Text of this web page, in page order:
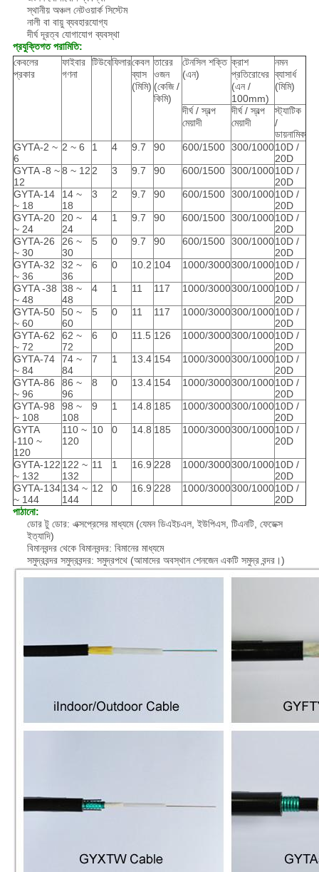
স্থানীয় অঞ্চল নেটওয়ার্ক সিস্টেম
নালী বা বায়ু ব্যবহারযোগ্য
দীর্ঘ দূরত্ব যোগাযোগ ব্যবস্থা
প্রযুক্তিগত পরামিতি:
কেবলের
প্রকার
ফাইবার
গণনা
টিউবেফিলারকেবল
ব্যাস
(মিমি)
তারের
ওজন
(কেজি /
কিমি)
টেনসিল শক্তি
(এন)
ক্রাশ
প্রতিরোধের
(এন /
100mm)
নমন
ব্যাসার্ধ
(মিমি)
দীর্ঘ / স্বল্প
মেয়াদী
দীর্ঘ / স্বল্প
মেয়াদী
স্ট্যাটিক
/
ডায়নামিক
GYTA-2 ~
6
2 ~ 6 1 4 9.7 90 600/1500 300/100010D /
20D
GYTA -8 ~
12
8 ~ 122 3 9.7 90 600/1500 300/100010D /
20D
GYTA-14
~ 18
14 ~
18
3 2 9.7 90 600/1500 300/100010D /
20D
GYTA-20
~ 24
20 ~
24
4 1 9.7 90 600/1500 300/100010D /
20D
GYTA-26
~ 30
26 ~
30
5 0 9.7 90 600/1500 300/100010D /
20D
GYTA-32
~ 36
32 ~
36
6 0 10.2 104 1000/3000300/100010D /
20D
GYTA -38
~ 48
38 ~
48
4 1 11 117 1000/3000300/100010D /
20D
GYTA-50
~ 60
50 ~
60
5 0 11 117 1000/3000300/100010D /
20D
GYTA-62
~ 72
62 ~
72
6 0 11.5 126 1000/3000300/100010D /
20D
GYTA-74
~ 84
74 ~
84
7 1 13.4 154 1000/3000300/100010D /
20D
GYTA-86
~ 96
86 ~
96
8 0 13.4 154 1000/3000300/100010D /
20D
GYTA-98
~ 108
98 ~
108
9 1 14.8 185 1000/3000300/100010D /
20D
GYTA
-110 ~
120
110 ~
120
10 0 14.8 185 1000/3000300/100010D /
20D
GYTA-122
~ 132
122 ~
132
11 1 16.9 228 1000/3000300/100010D /
20D
GYTA-134
~ 144
134 ~
144
12 0 16.9 228 1000/3000300/100010D /
20D
পাঠানো:
ডোর টু ডোর: এক্সপ্রেসের মাধ্যমে (যেমন ডিএইচএল, ইউপিএস, টিএনটি, ফেডেক্স
ইত্যাদি)
বিমানবন্দর থেকে বিমানবন্দর: বিমানের মাধ্যমে
সমুদ্রবন্দর সমুদ্রবন্দর: সমুদ্রপথে (আমাদের অবস্থান শেনজেন একটি সমুদ্র বন্দর।)